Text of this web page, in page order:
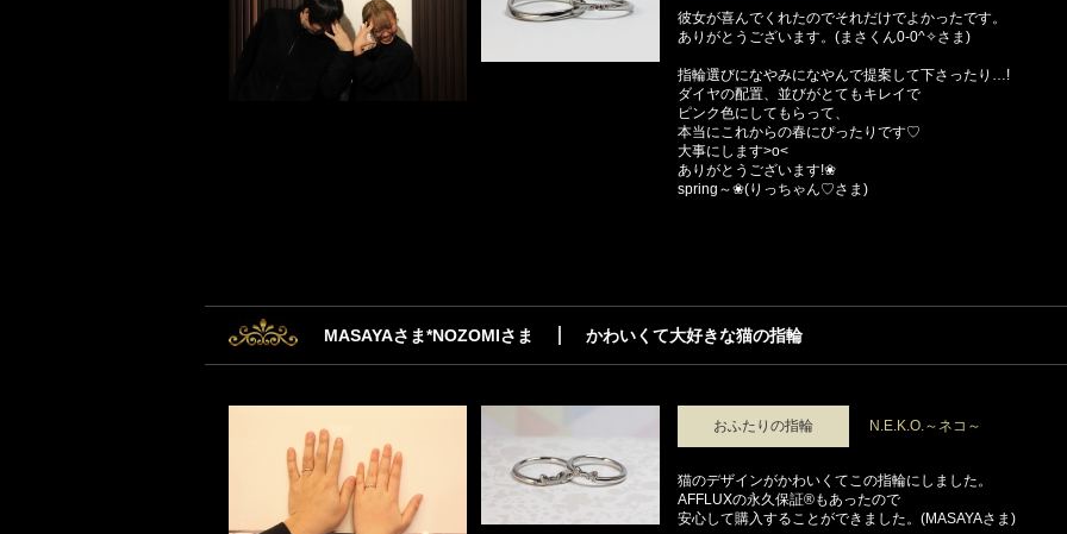
彼女が喜んでくれたのでそれだけでよかったです。
ありがとうございます。(まさくん0-0^✧さま)
指輪選びになやみになやんで提案して下さったり…!
ダイヤの配置、並びがとてもキレイで
ピンク色にしてもらって、
本当にこれからの春にぴったりです♡
大事にします>o<
ありがとうございます!❀
spring～❀(りっちゃん♡さま)
MASAYAさま*NOZOMIさま かわいくて大好きな猫の指輪
おふたりの指輪 N.E.K.O.～ネコ～
猫のデザインがかわいくてこの指輪にしました。
AFFLUXの永久保証®もあったので
安心して購入することができました。(MASAYAさま)